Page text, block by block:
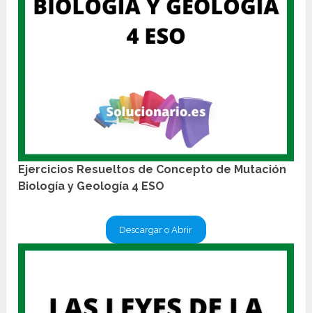
Ejercicios Resueltos de Concepto de Mutación
Biología y Geología 4 ESO
Descargar o Abrir